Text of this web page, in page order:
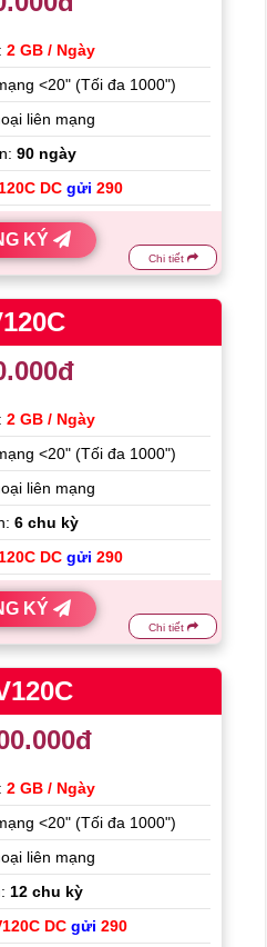
2 GB / Ngày
<20" (Tối đa 1000")
liên mạng
90 ngày
DCgửi 290
KÝ
Chi tiết
2 GB / Ngày
<20" (Tối đa 1000")
liên mạng
6 chu kỳ
DCgửi 290
KÝ
Chi tiết
2 GB / Ngày
<20" (Tối đa 1000")
liên mạng
12 chu kỳ
DCgửi 290